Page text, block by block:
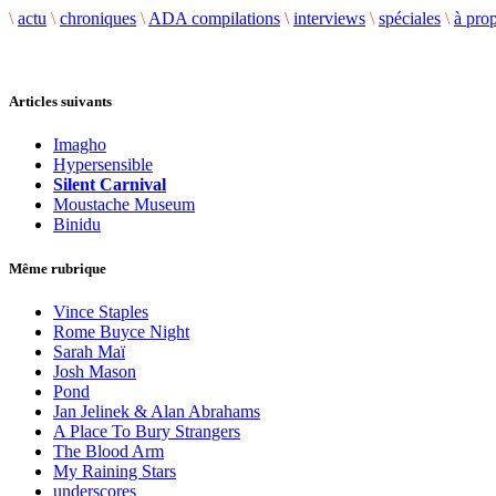
\ actu \ chroniques \ ADA compilations \ interviews \ spéciales \ à
Articles suivants
Imagho
Hypersensible
Silent Carnival
Moustache Museum
Binidu
Même rubrique
Vince Staples
Rome Buyce Night
Sarah Maï
Josh Mason
Pond
Jan Jelinek & Alan Abrahams
A Place To Bury Strangers
The Blood Arm
My Raining Stars
underscores